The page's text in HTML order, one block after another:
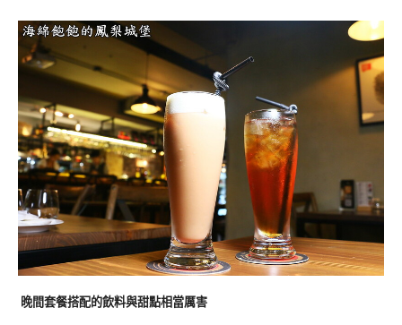
晚間套餐搭配的飲料與甜點相當厲害